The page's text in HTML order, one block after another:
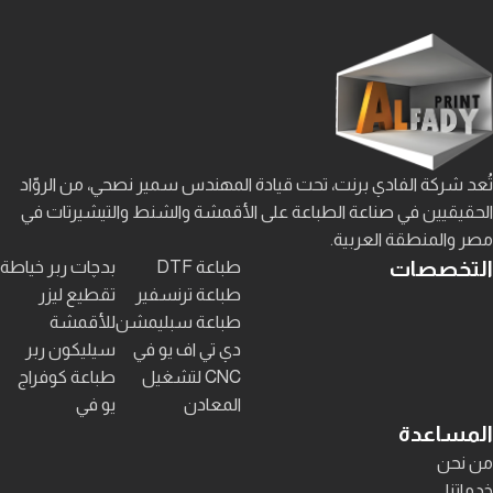
تُعد شركة الفادي برنت، تحت قيادة المهندس سمير نصحي، من الروّاد
الحقيقيين في صناعة الطباعة على الأقمشة والشنط والتيشيرتات في
مصر والمنطقة العربية.
التخصصات
طباعة DTF
طباعة ترنسفير
طباعة سبليمشن
دي تي اف يو في
CNC لتشغيل
المعادن
بدچات ربر خياطة
تقطيع ليزر
للأقمشة
سيليكون ربر
طباعة كوفراج
يو في
المساعدة
من نحن